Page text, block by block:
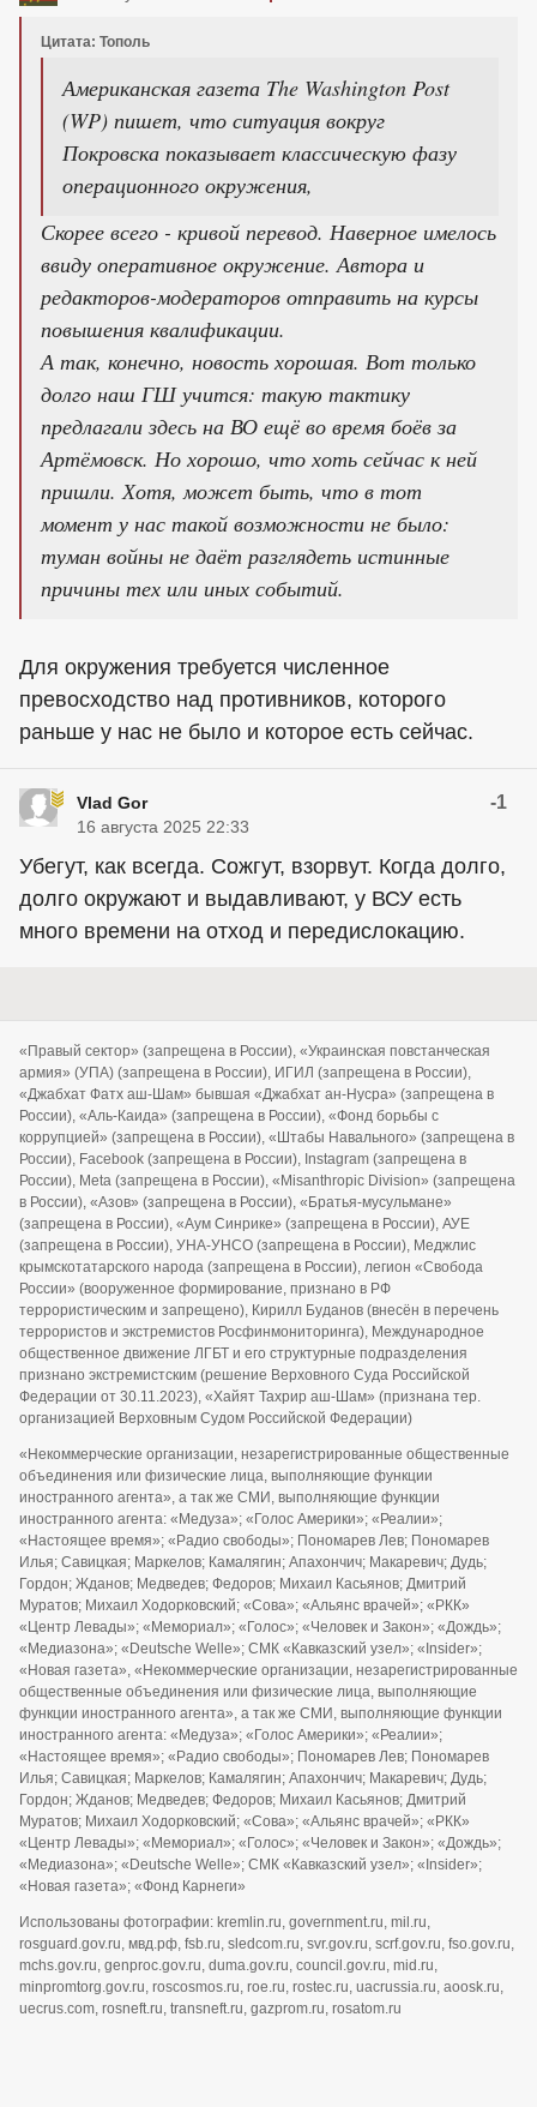
Цитата: Тополь
Американская газета The Washington Post
(WP) пишет, что ситуация вокруг
Покровска показывает классическую фазу
операционного окружения,
Скорее всего - кривой перевод. Наверное имелось
ввиду оперативное окружение. Автора и
редакторов-модераторов отправить на курсы
повышения квалификации.
А так, конечно, новость хорошая. Вот только
долго наш ГШ учится: такую тактику
предлагали здесь на ВО ещё во время боёв за
Артёмовск. Но хорошо, что хоть сейчас к ней
пришли. Хотя, может быть, что в тот
момент у нас такой возможности не было:
туман войны не даёт разглядеть истинные
причины тех или иных событий.
Для окружения требуется численное
превосходство над противников, которого
раньше у нас не было и которое есть сейчас.
Vlad Gor -1
16 августа 2025 22:33
Убегут, как всегда. Сожгут, взорвут. Когда долго,
долго окружают и выдавливают, у ВСУ есть
много времени на отход и передислокацию.
«Правый сектор» (запрещена в России), «Украинская повстанческая
армия» (УПА) (запрещена в России), ИГИЛ (запрещена в России),
«Джабхат Фатх аш-Шам» бывшая «Джабхат ан-Нусра» (запрещена в
России), «Аль-Каида» (запрещена в России), «Фонд борьбы с
коррупцией» (запрещена в России), «Штабы Навального» (запрещена в
России), Facebook (запрещена в России), Instagram (запрещена в
России), Meta (запрещена в России), «Misanthropic Division» (запрещена
в России), «Азов» (запрещена в России), «Братья-мусульмане»
(запрещена в России), «Аум Синрике» (запрещена в России), АУЕ
(запрещена в России), УНА-УНСО (запрещена в России), Меджлис
крымскотатарского народа (запрещена в России), легион «Свобода
России» (вооруженное формирование, признано в РФ
террористическим и запрещено), Кирилл Буданов (внесён в перечень
террористов и экстремистов Росфинмониторинга), Международное
общественное движение ЛГБТ и его структурные подразделения
признано экстремистским (решение Верховного Суда Российской
Федерации от 30.11.2023), «Хайят Тахрир аш-Шам» (признана тер.
организацией Верховным Судом Российской Федерации)
«Некоммерческие организации, незарегистрированные общественные
объединения или физические лица, выполняющие функции
иностранного агента», а так же СМИ, выполняющие функции
иностранного агента: «Медуза»; «Голос Америки»; «Реалии»;
«Настоящее время»; «Радио свободы»; Пономарев Лев; Пономарев
Илья; Савицкая; Маркелов; Камалягин; Апахончич; Макаревич; Дудь;
Гордон; Жданов; Медведев; Федоров; Михаил Касьянов; Дмитрий
Муратов; Михаил Ходорковский; «Сова»; «Альянс врачей»; «РКК»
«Центр Левады»; «Мемориал»; «Голос»; «Человек и Закон»; «Дождь»;
«Медиазона»; «Deutsche Welle»; СМК «Кавказский узел»; «Insider»;
«Новая газета», «Некоммерческие организации, незарегистрированные
общественные объединения или физические лица, выполняющие
функции иностранного агента», а так же СМИ, выполняющие функции
иностранного агента: «Медуза»; «Голос Америки»; «Реалии»;
«Настоящее время»; «Радио свободы»; Пономарев Лев; Пономарев
Илья; Савицкая; Маркелов; Камалягин; Апахончич; Макаревич; Дудь;
Гордон; Жданов; Медведев; Федоров; Михаил Касьянов; Дмитрий
Муратов; Михаил Ходорковский; «Сова»; «Альянс врачей»; «РКК»
«Центр Левады»; «Мемориал»; «Голос»; «Человек и Закон»; «Дождь»;
«Медиазона»; «Deutsche Welle»; СМК «Кавказский узел»; «Insider»;
«Новая газета»; «Фонд Карнеги»
Использованы фотографии: kremlin.ru, government.ru, mil.ru,
rosguard.gov.ru, мвд.рф, fsb.ru, sledcom.ru, svr.gov.ru, scrf.gov.ru, fso.gov.ru,
mchs.gov.ru, genproc.gov.ru, duma.gov.ru, council.gov.ru, mid.ru,
minpromtorg.gov.ru, roscosmos.ru, roe.ru, rostec.ru, uacrussia.ru, aoosk.ru,
uecrus.com, rosneft.ru, transneft.ru, gazprom.ru, rosatom.ru